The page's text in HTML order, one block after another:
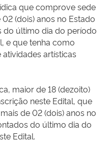
que comprove sede
(dois) anos no Estado
do último dia do período
e que tenha como
artísticas
maior de 18 (dezoito)
neste Edital, que
de 02 (dois) anos no
do último dia do
Edital.